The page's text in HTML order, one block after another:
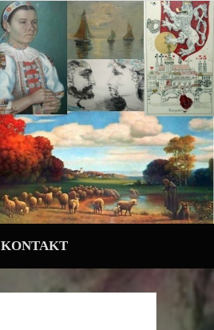
KONTAKT